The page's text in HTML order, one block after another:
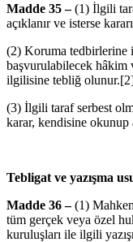
Madde 35 –(1) İlgili
açıklanır ve isterse
(2) Koruma tedbirlerine
başvurulabilecek hâkim
ilgilisine tebliğ olunur.
(3) İlgili taraf serbest
karar, kendisine okunup
Tebligat ve yazışma
Madde 36 –(1)
tüm gerçek veya özel
kuruluşları ile ilgili